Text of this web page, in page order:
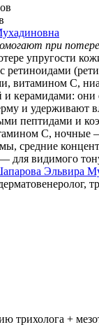
при
упругости
ретиноидами
витамином C,
и керамидами:
и удерживают
пептидами и
C, ночные
средние
для видимого
Эльвира